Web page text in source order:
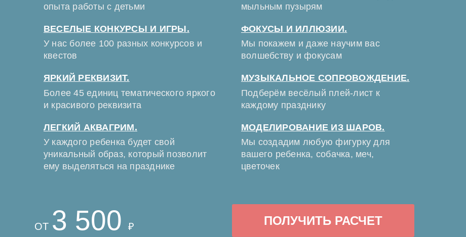
опыта работы с детьми
ВЕСЕЛЫЕ КОНКУРСЫ И ИГРЫ.
У нас более 100 разных конкурсов и
квестов
ЯРКИЙ РЕКВИЗИТ.
Более 45 единиц тематического яркого
и красивого реквизита
ЛЕГКИЙ АКВАГРИМ.
У каждого ребенка будет свой
уникальный образ, который позволит
ему выделяться на празднике
мыльным пузырям
ФОКУСЫ И ИЛЛЮЗИИ.
Мы покажем и даже научим вас
волшебству и фокусам
МУЗЫКАЛЬНОЕ СОПРОВОЖДЕНИЕ.
Подберём весёлый плей-лист к
каждому празднику
МОДЕЛИРОВАНИЕ ИЗ ШАРОВ.
Мы создадим любую фигурку для
вашего ребенка, собачка, меч,
цветочек
ОТ 3 500 ₽ ПОЛУЧИТЬ РАСЧЕТ